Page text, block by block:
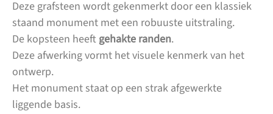
Deze grafsteen wordt gekenmerkt door een klassiek
staand monument met een robuuste uitstraling.
De kopsteen heeft gehakte randen.
Deze afwerking vormt het visuele kenmerk van het
ontwerp.
Het monument staat op een strak afgewerkte
liggende basis.